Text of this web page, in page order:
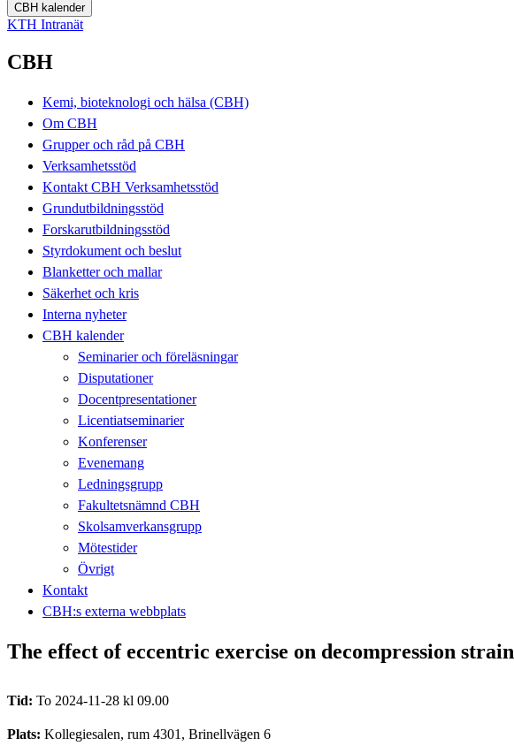
CBH kalender
KTH Intranät
CBH
Kemi, bioteknologi och hälsa (CBH)
Om CBH
Grupper och råd på CBH
Verksamhetsstöd
Kontakt CBH Verksamhetsstöd
Grundutbildningsstöd
Forskarutbildningsstöd
Styrdokument och beslut
Blanketter och mallar
Säkerhet och kris
Interna nyheter
CBH kalender
Seminarier och föreläsningar
Disputationer
Docentpresentationer
Licentiatseminarier
Konferenser
Evenemang
Ledningsgrupp
Fakultetsnämnd CBH
Skolsamverkansgrupp
Mötestider
Övrigt
Kontakt
CBH:s externa webbplats
The effect of eccentric exercise on decompression strain
Tid: To 2024-11-28 kl 09.00
Plats: Kollegiesalen, rum 4301, Brinellvägen 6